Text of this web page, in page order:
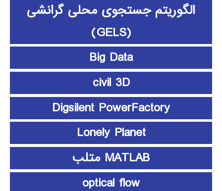
الگوریتم جستجوی محلی گرانشی
(GELS)
Big Data
civil 3D
Digsilent PowerFactory
Lonely Planet
MATLAB متلب
optical flow